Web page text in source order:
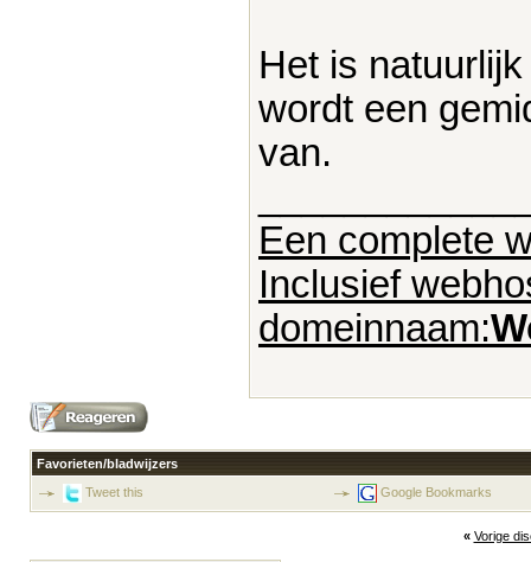
Het is
wordt een
van.
Een complete
Inclusief
domeinnaam:
Favorieten/bladwijzers
Tweet this
Google Bookmarks
« Vorige